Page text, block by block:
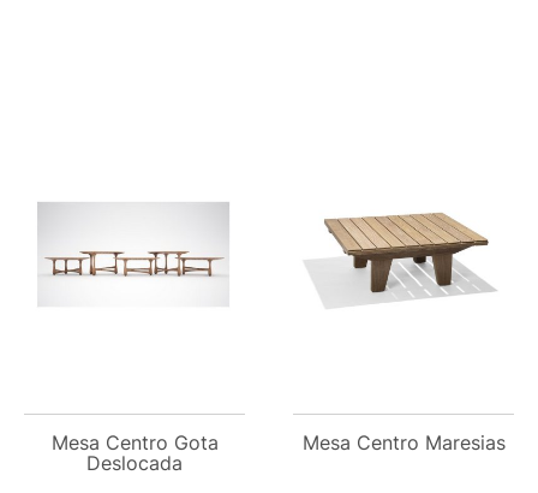
Mesa Centro Gota
Deslocada
Mesa Centro Maresias